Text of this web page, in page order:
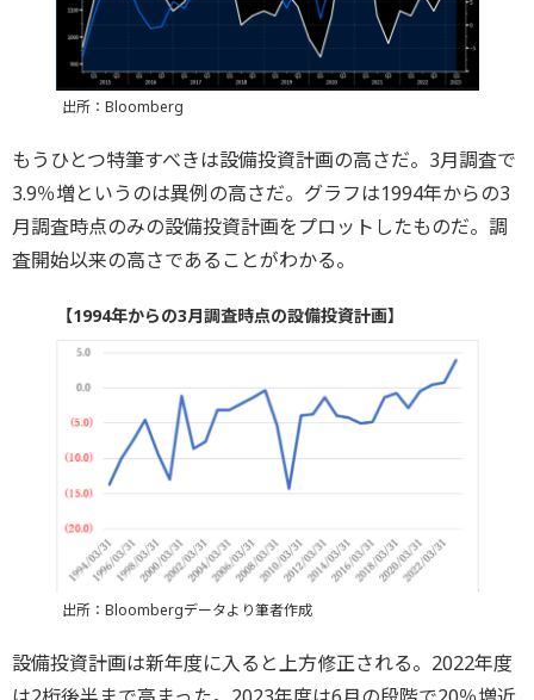
出所：Bloomberg
もうひとつ特筆すべきは設備投資計画の高さだ。3月調査で
3.9％増というのは異例の高さだ。グラフは1994年からの3
月調査時点のみの設備投資計画をプロットしたものだ。調
査開始以来の高さであることがわかる。
【1994年からの3月調査時点の設備投資計画】
出所：Bloombergデータより筆者作成
設備投資計画は新年度に入ると上方修正される。2022年度